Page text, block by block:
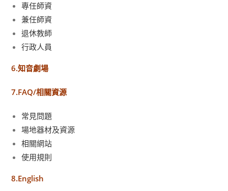
專任師資
兼任師資
退休教師
行政人員
6.知音劇場
7.FAQ/相關資源
常見問題
場地器材及資源
相關網站
使用規則
8.English